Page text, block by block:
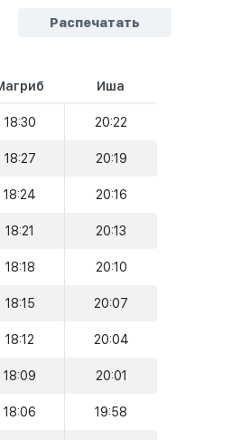
Распечатать
Иша
18:30 20:22
18:27 20:19
18:24 20:16
18:21 20:13
18:18 20:10
18:15 20:07
18:12 20:04
18:09 20:01
18:06 19:58